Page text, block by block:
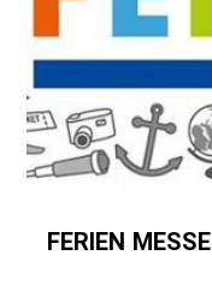
نمایشگاه گردشگری بین المللی FERIEN MESSE